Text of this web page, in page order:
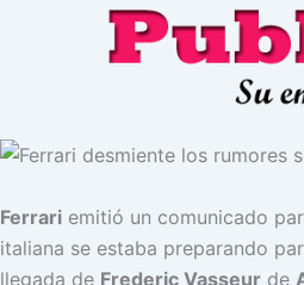
Ferrari emitió un comunicado
italiana se estaba preparando
llegada de Frederic Vasseur de